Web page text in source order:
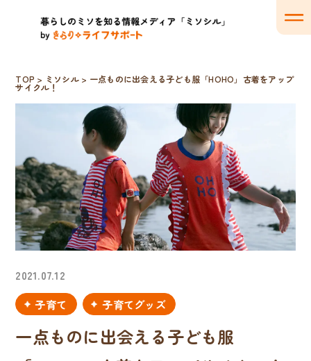
TOP > ミソシル > 一点ものに出会える子ども服「HOHO」古着をアップ
サイクル！
2021.07.12
子育て
子育てグッズ
一点ものに出会える子ども服